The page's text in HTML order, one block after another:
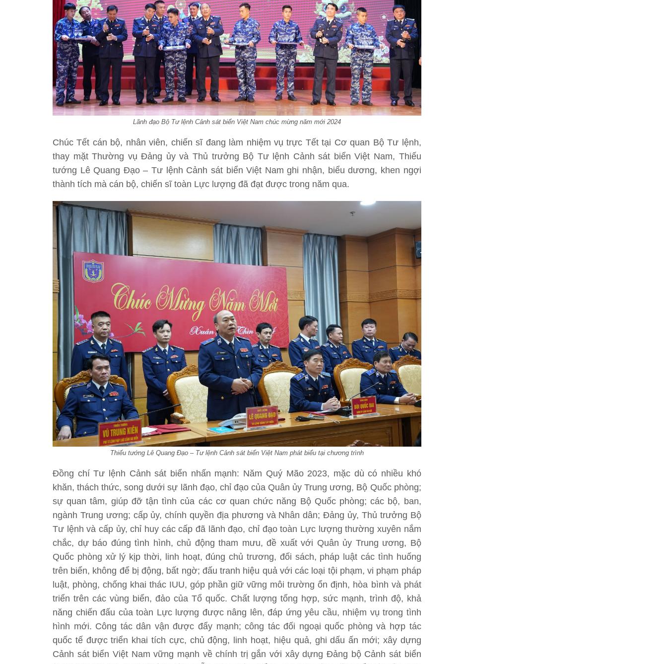
Lãnh đạo Bộ Tư lệnh Cảnh sát biển Việt Nam chúc mừng năm mới 2024
Chúc Tết cán bộ, nhân viên, chiến sĩ đang làm nhiệm vụ trực Tết tại Cơ quan Bộ Tư lệnh,
thay mặt Thường vụ Đảng ủy và Thủ trưởng Bộ Tư lệnh Cảnh sát biển Việt Nam, Thiếu
tướng Lê Quang Đạo – Tư lệnh Cảnh sát biển Việt Nam ghi nhận, biểu dương, khen ngợi
thành tích mà cán bộ, chiến sĩ toàn Lực lượng đã đạt được trong năm qua.
Thiếu tướng Lê Quang Đạo – Tư lệnh Cảnh sát biển Việt Nam phát biểu tại chương trình
Đồng chí Tư lệnh Cảnh sát biển nhấn mạnh: Năm Quý Mão 2023, mặc dù có nhiều khó
khăn, thách thức, song dưới sự lãnh đạo, chỉ đạo của Quân ủy Trung ương, Bộ Quốc phòng;
sự quan tâm, giúp đỡ tận tình của các cơ quan chức năng Bộ Quốc phòng; các bộ, ban,
ngành Trung ương; cấp ủy, chính quyền địa phương và Nhân dân; Đảng ủy, Thủ trưởng Bộ
Tư lệnh và cấp ủy, chỉ huy các cấp đã lãnh đạo, chỉ đạo toàn Lực lượng thường xuyên nắm
chắc, dự báo đúng tình hình, chủ động tham mưu, đề xuất với Quân ủy Trung ương, Bộ
Quốc phòng xử lý kịp thời, linh hoạt, đúng chủ trương, đối sách, pháp luật các tình huống
trên biển, không để bị động, bất ngờ; đấu tranh hiệu quả với các loại tội phạm, vi phạm pháp
luật, phòng, chống khai thác IUU, góp phần giữ vững môi trường ổn định, hòa bình và phát
triển trên các vùng biển, đảo của Tổ quốc. Chất lượng tổng hợp, sức mạnh, trình độ, khả
năng chiến đấu của toàn Lực lượng được nâng lên, đáp ứng yêu cầu, nhiệm vụ trong tình
hình mới. Công tác dân vận được đẩy mạnh; công tác đối ngoại quốc phòng và hợp tác
quốc tế được triển khai tích cực, chủ động, linh hoạt, hiệu quả, ghi dấu ấn mới; xây dựng
Cảnh sát biển Việt Nam vững mạnh về chính trị gắn với xây dựng Đảng bộ Cảnh sát biển